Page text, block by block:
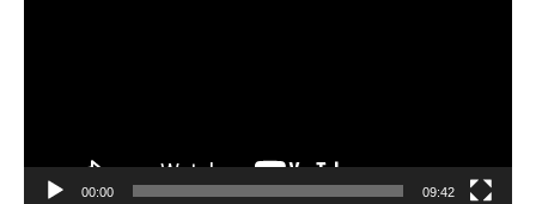
00:00 09:42